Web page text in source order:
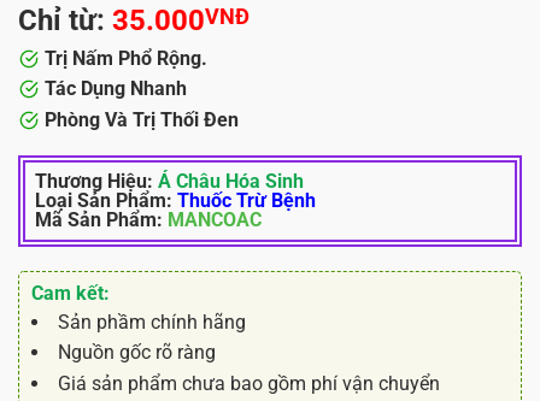
Chỉ từ: 35.000VNĐ
Trị Nấm Phổ Rộng.
Tác Dụng Nhanh
Phòng Và Trị Thối Đen
Thương Hiệu: Á Châu Hóa Sinh
Loại Sản Phẩm: Thuốc Trừ Bệnh
Mã Sản Phẩm: MANCOAC
Cam kết:
Sản phầm chính hãng
Nguồn gốc rõ ràng
Giá sản phẩm chưa bao gồm phí vận chuyển